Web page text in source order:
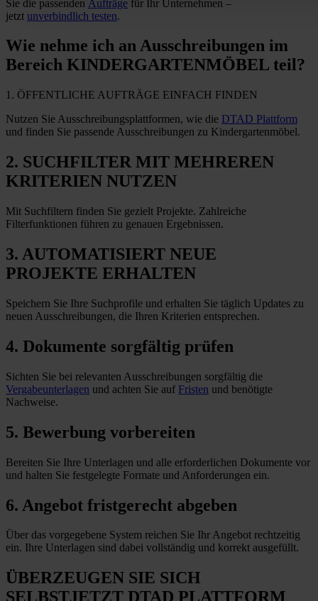
Sie die passenden Aufträge für Ihr Unternehmen –
jetzt unverbindlich testen.
Wie nehme ich an Ausschreibungen im
Bereich KINDERGARTENMÖBEL teil?
1. ÖFFENTLICHE AUFTRÄGE EINFACH FINDEN
Nutzen Sie Ausschreibungsplattformen, wie die DTAD Plattform
und finden Sie passende Ausschreibungen zu Kindergartenmöbel.
2. SUCHFILTER MIT MEHREREN
KRITERIEN NUTZEN
Mit Suchfiltern finden Sie gezielt Projekte. Zahlreiche
Filterfunktionen führen zu genauen Ergebnissen.
3. AUTOMATISIERT NEUE
PROJEKTE ERHALTEN
Speichern Sie Ihre Suchprofile und erhalten Sie täglich Updates zu
neuen Ausschreibungen, die Ihren Kriterien entsprechen.
4. Dokumente sorgfältig prüfen
Sichten Sie bei relevanten Ausschreibungen sorgfältig die
Vergabeunterlagen und achten Sie auf Fristen und benötigte
Nachweise.
5. Bewerbung vorbereiten
Bereiten Sie Ihre Unterlagen und alle erforderlichen Dokumente vor
und halten Sie festgelegte Formate und Anforderungen ein.
6. Angebot fristgerecht abgeben
Über das vorgegebene System reichen Sie Ihr Angebot rechtzeitig
ein. Ihre Unterlagen sind dabei vollständig und korrekt ausgefüllt.
ÜBERZEUGEN SIE SICH
SELBSTJETZT DTAD PLATTFORM